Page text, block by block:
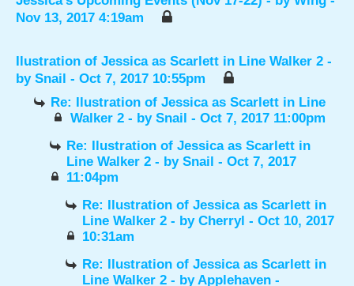
Nov 13, 2017 4:19am
Ilustration of Jessica as Scarlett in Line Walker 2 -
by Snail - Oct 7, 2017 10:55pm
Re: Ilustration of Jessica as Scarlett in Line
Walker 2 - by Snail - Oct 7, 2017 11:00pm
Re: Ilustration of Jessica as Scarlett in
Line Walker 2 - bySnail - Oct 7, 2017
11:04pm
Re: Ilustration of Jessica as Scarlett in
Line Walker 2 - byCherryl - Oct 10, 2017
10:31am
Re: Ilustration of Jessica as Scarlett in
Line Walker 2 - byApplehaven -